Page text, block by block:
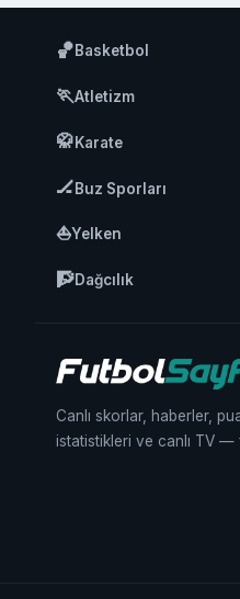
🏀Basketbol
🏃Atletizm
🥋Karate
🏒Buz Sporları
⛵Yelken
🧗Dağcılık
Canlı skorlar, haberler,
istatistikleri ve canlı TV —